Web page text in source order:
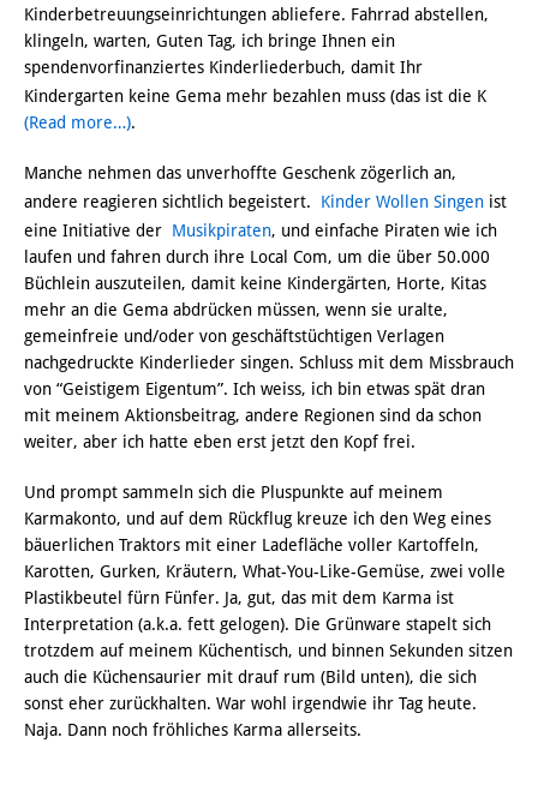
Kinderbetreuungseinrichtungen abliefere. Fahrrad abstellen,
klingeln, warten, Guten Tag, ich bringe Ihnen ein
spendenvorfinanziertes Kinderliederbuch, damit Ihr
Kindergarten keine Gema mehr bezahlen muss (das ist die K
(Read more…).
Manche nehmen das unverhoffte Geschenk zögerlich an,
andere reagieren sichtlich begeistert.
Kinder Wollen Singen ist
eine Initiative der Musikpiraten, und einfache Piraten wie ich
laufen und fahren durch ihre Local Com, um die über 50.000
Büchlein auszuteilen, damit keine Kindergärten, Horte, Kitas
mehr an die Gema abdrücken müssen, wenn sie uralte,
gemeinfreie und/oder von geschäftstüchtigen Verlagen
nachgedruckte Kinderlieder singen. Schluss mit dem Missbrauch
von “Geistigem Eigentum”. Ich weiss, ich bin etwas spät dran
mit meinem Aktionsbeitrag, andere Regionen sind da schon
weiter, aber ich hatte eben erst jetzt den Kopf frei.
Und prompt sammeln sich die Pluspunkte auf meinem
Karmakonto, und auf dem Rückflug kreuze ich den Weg eines
bäuerlichen Traktors mit einer Ladefläche voller Kartoffeln,
Karotten, Gurken, Kräutern, What-You-Like-Gemüse, zwei volle
Plastikbeutel fürn Fünfer. Ja, gut, das mit dem Karma ist
Interpretation (a.k.a. fett gelogen). Die Grünware stapelt sich
trotzdem auf meinem Küchentisch, und binnen Sekunden sitzen
auch die Küchensaurier mit drauf rum (Bild unten), die sich
sonst eher zurückhalten. War wohl irgendwie ihr Tag heute.
Naja. Dann noch fröhliches Karma allerseits.